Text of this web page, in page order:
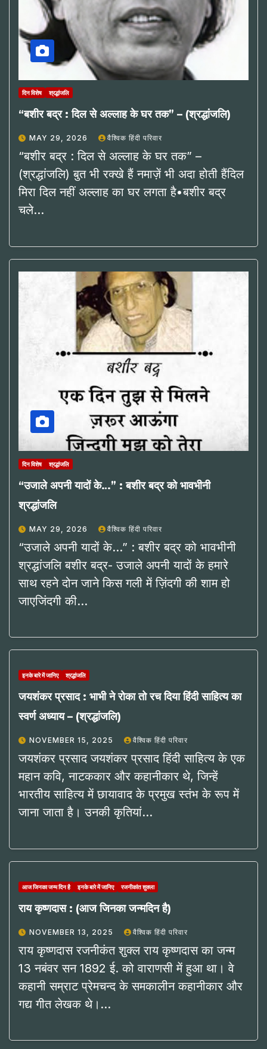
दिन विशेष श्रद्धांजलि
“बशीर बद्र : दिल से अल्लाह के घर तक” – (श्रद्धांजलि)
MAY 29, 2026 वैश्विक हिंदी परिवार
“बशीर बद्र : दिल से अल्लाह के घर तक” –
(श्रद्धांजलि) बुत भी रक्खे हैं नमाज़ें भी अदा होती हैंदिल
मिरा दिल नहीं अल्लाह का घर लगता है•बशीर बद्र
चले…
दिन विशेष श्रद्धांजलि
“उजाले अपनी यादों के…” : बशीर बद्र को भावभीनी
श्रद्धांजलि
MAY 29, 2026 वैश्विक हिंदी परिवार
“उजाले अपनी यादों के…” : बशीर बद्र को भावभीनी
श्रद्धांजलि बशीर बद्र- उजाले अपनी यादों के हमारे
साथ रहने दोन जाने किस गली में ज़िंदगी की शाम हो
जाएजिंदगी की…
इनके बारे में जानिए श्रद्धांजलि
जयशंकर प्रसाद : भाभी ने रोका तो रच दिया हिंदी साहित्य का
स्वर्ण अध्याय – (श्रद्धांजलि)
NOVEMBER 15, 2025 वैश्विक हिंदी परिवार
जयशंकर प्रसाद जयशंकर प्रसाद हिंदी साहित्य के एक
महान कवि, नाटककार और कहानीकार थे, जिन्हें
भारतीय साहित्य में छायावाद के प्रमुख स्तंभ के रूप में
जाना जाता है। उनकी कृतियां…
आज जिनका जन्म दिन है इनके बारे में जानिए रजनीकांत शुक्ला
राय कृष्णदास : (आज जिनका जन्मदिन है)
NOVEMBER 13, 2025 वैश्विक हिंदी परिवार
राय कृष्णदास रजनीकंत शुक्ल राय कृष्णदास का जन्म
13 नबंवर सन 1892 ई. को वाराणसी में हुआ था। वे
कहानी सम्राट प्रेमचन्द के समकालीन कहानीकार और
गद्य गीत लेखक थे।…